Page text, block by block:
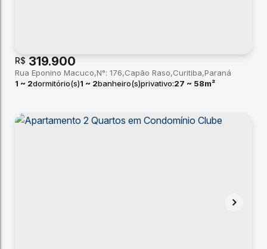
R$ 319.900
Rua Eponino Macuco N°: 176 Capão Raso Curitiba Paraná
1 ~ 2dormitório(s)1 ~ 2banheiro(s)privativo:27 ~ 58m²